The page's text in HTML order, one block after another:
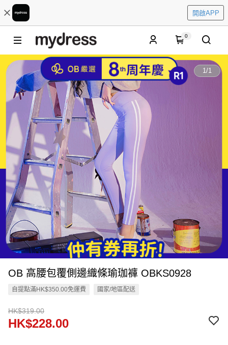
開啟APP
0
1/1
OB 高腰包覆側邊織條瑜珈褲 OBKS0928
自提點滿HK$350.00免運費 國家/地區配送
HK$319.00
HK$228.00